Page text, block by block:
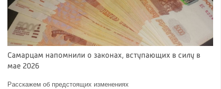
Самарцам напомнили о законах, вступающих в силу в
мае 2026
Расскажем об предстоящих изменениях